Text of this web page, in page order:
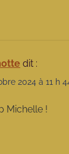
dit :
2024 à 11 h
Michelle !